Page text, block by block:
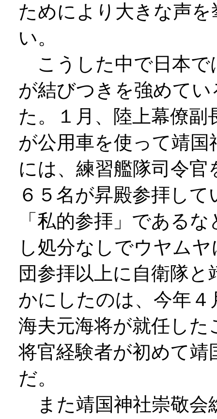
ためにより大きな声
い。
こうした中で日本で
が結びつきを強めて
た。１月、陸上幕僚副
が公用車を使って靖
には、練習艦隊司令
６５名が昇殿参拝し
「私的参拝」である
し処分なしでウヤム
団参拝以上に自衛隊
かにしたのは、今年
海夫元海将が就任し
将官経験者が初めて
だ。
また靖国神社崇敬会